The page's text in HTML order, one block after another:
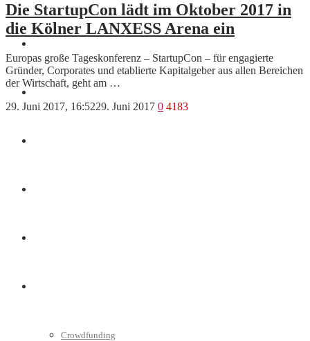
Crowdfunding
Die StartupCon lädt im Oktober 2017 in
die Kölner LANXESS Arena ein
Europas große Tageskonferenz – StartupCon – für engagierte
Gründer, Corporates und etablierte Kapitalgeber aus allen Bereichen
der Wirtschaft, geht am …
29. Juni 2017, 16:5229. Juni 2017 0 4183